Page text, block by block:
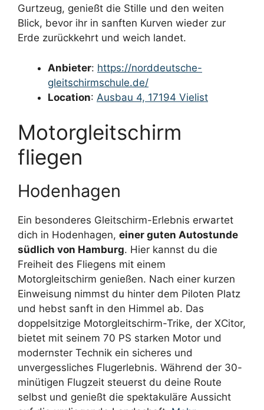
Gurtzeug, genießt die Stille und den weiten
Blick, bevor ihr in sanften Kurven wieder zur
Erde zurückkehrt und weich landet.
Anbieter: https://norddeutsche-
gleitschirmschule.de/
Location: Ausbau 4, 17194 Vielist
Motorgleitschirm
fliegen
Hodenhagen
Ein besonderes Gleitschirm-Erlebnis erwartet
dich in Hodenhagen, einer guten Autostunde
südlich von Hamburg. Hier kannst du die
Freiheit des Fliegens mit einem
Motorgleitschirm genießen. Nach einer kurzen
Einweisung nimmst du hinter dem Piloten Platz
und hebst sanft in den Himmel ab. Das
doppelsitzige Motorgleitschirm-Trike, der XCitor,
bietet mit seinem 70 PS starken Motor und
modernster Technik ein sicheres und
unvergessliches Flugerlebnis. Während der 30-
minütigen Flugzeit steuerst du deine Route
selbst und genießt die spektakuläre Aussicht